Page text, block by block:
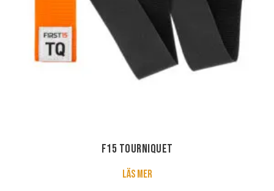
F15 Tourniquet
Läs merabout F15 Tourniquet